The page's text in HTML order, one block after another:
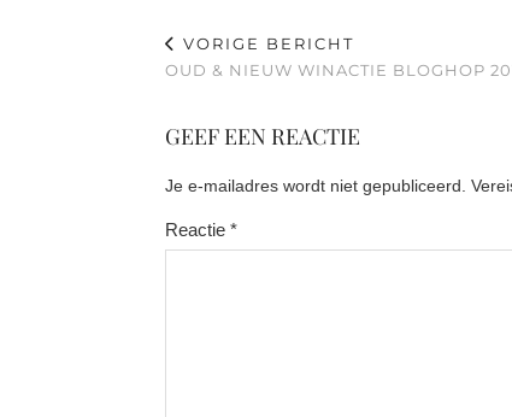
VORIGE BERICHT
OUD & NIEUW WINACTIE BLOGHOP
GEEF EEN REACTIE
Je e-mailadres wordt niet gepubliceerd.
Reactie *